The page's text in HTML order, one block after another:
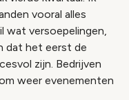
vooral alles
wat versoepelingen,
dat het eerst de
zijn. Bedrijven
weer evenementen